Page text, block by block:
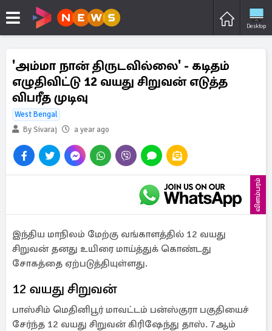
Desktop
'அம்மா நான் திருடவில்லை' - கடிதம்
எழுதிவிட்டு 12 வயது சிறுவன் எடுத்த
விபரீத முடிவு
West Bengal
By Sivaraj
a year ago
விளம்பரம்
இந்திய மாநிலம் மேற்கு வங்காளத்தில் 12 வயது
சிறுவன் தனது உயிரை மாய்த்துக் கொண்டது
சோகத்தை ஏற்படுத்தியுள்ளது.
12 வயது சிறுவன்
பாஸ்சிம் மெதினிபூர் மாவட்டம் பன்ஸ்குரா பகுதியைச்
சேர்ந்த 12 வயது சிறுவன் கிரிஷேந்து தாஸ். 7ஆம்